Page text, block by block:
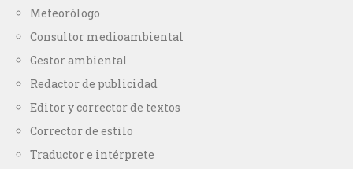
Meteorólogo
Consultor medioambiental
Gestor ambiental
Redactor de publicidad
Editor y corrector de textos
Corrector de estilo
Traductor e intérprete